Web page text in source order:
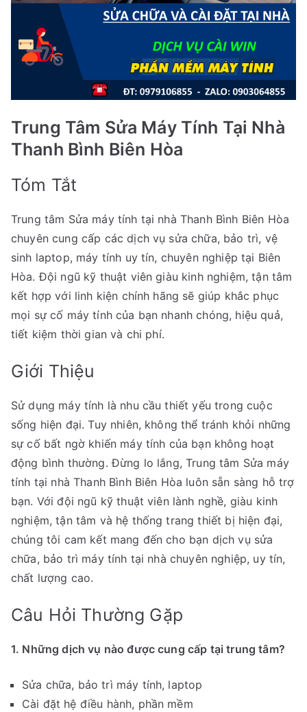
Trung Tâm Sửa Máy Tính Tại Nhà
Thanh Bình Biên Hòa
Tóm Tắt
Trung tâm Sửa máy tính tại nhà Thanh Bình Biên Hòa
chuyên cung cấp các dịch vụ sửa chữa, bảo trì, vệ
sinh laptop, máy tính uy tín, chuyên nghiệp tại Biên
Hòa. Đội ngũ kỹ thuật viên giàu kinh nghiệm, tận tâm
kết hợp với linh kiện chính hãng sẽ giúp khắc phục
mọi sự cố máy tính của bạn nhanh chóng, hiệu quả,
tiết kiệm thời gian và chi phí.
Giới Thiệu
Sử dụng máy tính là nhu cầu thiết yếu trong cuộc
sống hiện đại. Tuy nhiên, không thể tránh khỏi những
sự cố bất ngờ khiến máy tính của bạn không hoạt
động bình thường. Đừng lo lắng, Trung tâm Sửa máy
tính tại nhà Thanh Bình Biên Hòa luôn sẵn sàng hỗ trợ
bạn. Với đội ngũ kỹ thuật viên lành nghề, giàu kinh
nghiệm, tận tâm và hệ thống trang thiết bị hiện đại,
chúng tôi cam kết mang đến cho bạn dịch vụ sửa
chữa, bảo trì máy tính tại nhà chuyên nghiệp, uy tín,
chất lượng cao.
Câu Hỏi Thường Gặp
1. Những dịch vụ nào được cung cấp tại trung tâm?
Sửa chữa, bảo trì máy tính, laptop
Cài đặt hệ điều hành, phần mềm